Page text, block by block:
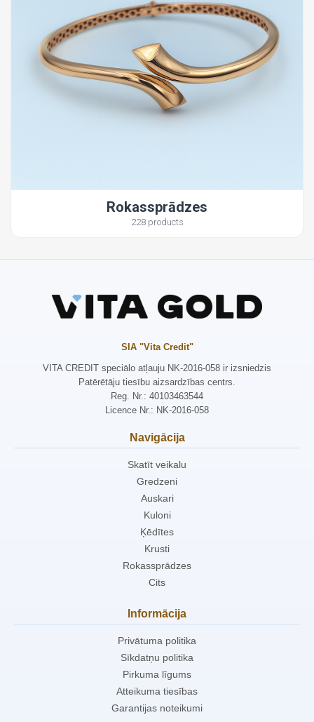
Rokassprādzes
228 products
SIA "Vita Credit"
VITA CREDIT speciālo atļauju NK-2016-058 ir izsniedzis
Patērētāju tiesību aizsardzības centrs.
Reg. Nr.: 40103463544
Licence Nr.: NK-2016-058
Navigācija
Skatīt veikalu
Gredzeni
Auskari
Kuloni
Ķēdītes
Krusti
Rokassprādzes
Cits
Informācija
Privātuma politika
Sīkdatņu politika
Pirkuma līgums
Atteikuma tiesības
Garantijas noteikumi